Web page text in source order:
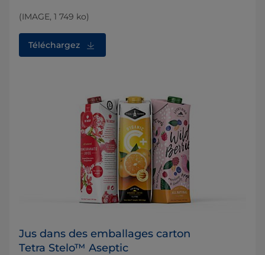
(IMAGE, 1 749 ko)
Téléchargez
Jus dans des emballages carton
Tetra Stelo™ Aseptic